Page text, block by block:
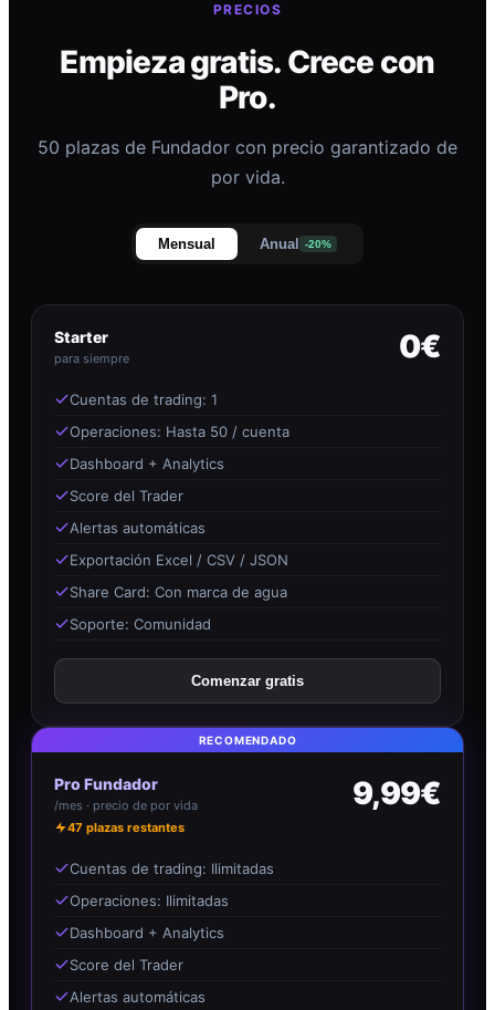
PRECIOS
Empieza gratis. Crece con
Pro.
50 plazas de Fundador con precio garantizado de
por vida.
Mensual Anual -20%
Starter
para siempre 0€
Cuentas de trading: 1
Operaciones: Hasta 50 / cuenta
Dashboard + Analytics
Score del Trader
Alertas automáticas
Exportación Excel / CSV / JSON
Share Card: Con marca de agua
Soporte: Comunidad
Comenzar gratis
RECOMENDADO
Pro Fundador
/mes · precio de por vida
47 plazas restantes
9,99€
Cuentas de trading: Ilimitadas
Operaciones: Ilimitadas
Dashboard + Analytics
Score del Trader
Alertas automáticas